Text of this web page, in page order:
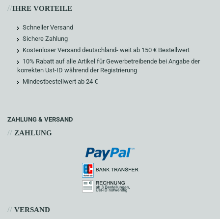
//IHRE VORTEILE
Schneller Versand
Sichere Zahlung
Kostenloser Versand deutschland- weit ab 150 € Bestellwert
10% Rabatt auf alle Artikel für Gewerbetreibende bei Angabe der
korrekten Ust-ID während der Registrierung
Mindestbestellwert ab 24 €
ZAHLUNG & VERSAND
// ZAHLUNG
// VERSAND